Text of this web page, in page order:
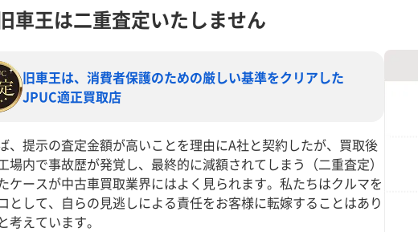
車王は二重査定いたしません
旧車王は、消費者保護のための厳しい基準をクリアした
JPUC適正買取店
、提示の査定金額が高いことを理由にA社と契約したが、買取後
場内で事故歴が発覚し、最終的に減額されてしまう（二重査定）
ケースが中古車買取業界にはよく見られます。私たちはクルマを
として、自らの見逃しによる責任をお客様に転嫁することはあり
考えています。